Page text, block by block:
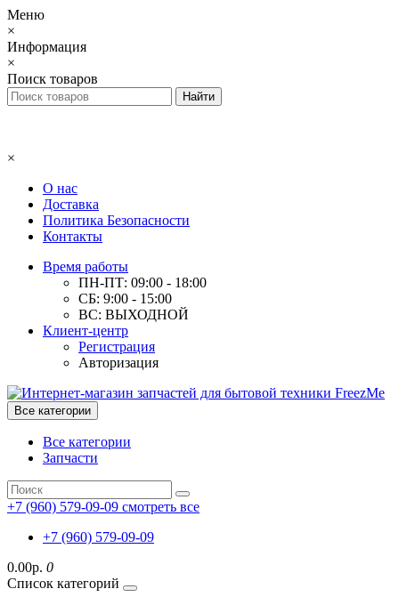
Меню
×
Информация
×
Поиск товаров
×
О нас
Доставка
Политика Безопасности
Контакты
Время работы
ПН-ПТ: 09:00 - 18:00
СБ: 9:00 - 15:00
ВС: ВЫХОДНОЙ
Клиент-центр
Регистрация
Авторизация
Все категории
Все категории
Запчасти
+7 (960) 579-09-09 смотреть все
+7 (960) 579-09-09
0.00р. 0
Список категорий